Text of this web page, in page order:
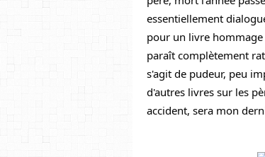
essentiellement
pour un livre
paraît complètement
s'agit de pudeur, peu
d'autres livres sur les
accident, sera mon